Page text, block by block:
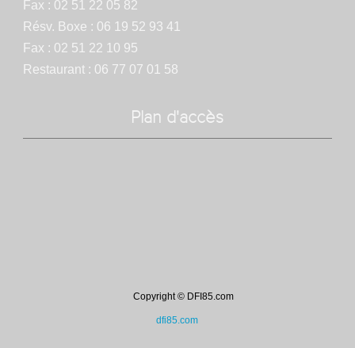
Fax : 02 51 22 05 82
Résv. Boxe : 06 19 52 93 41
Fax : 02 51 22 10 95
Restaurant : 06 77 07 01 58
Plan d'accès
Copyright © DFI85.com
dfi85.com